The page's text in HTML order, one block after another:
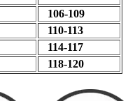
106-109
110-113
114-117
118-120